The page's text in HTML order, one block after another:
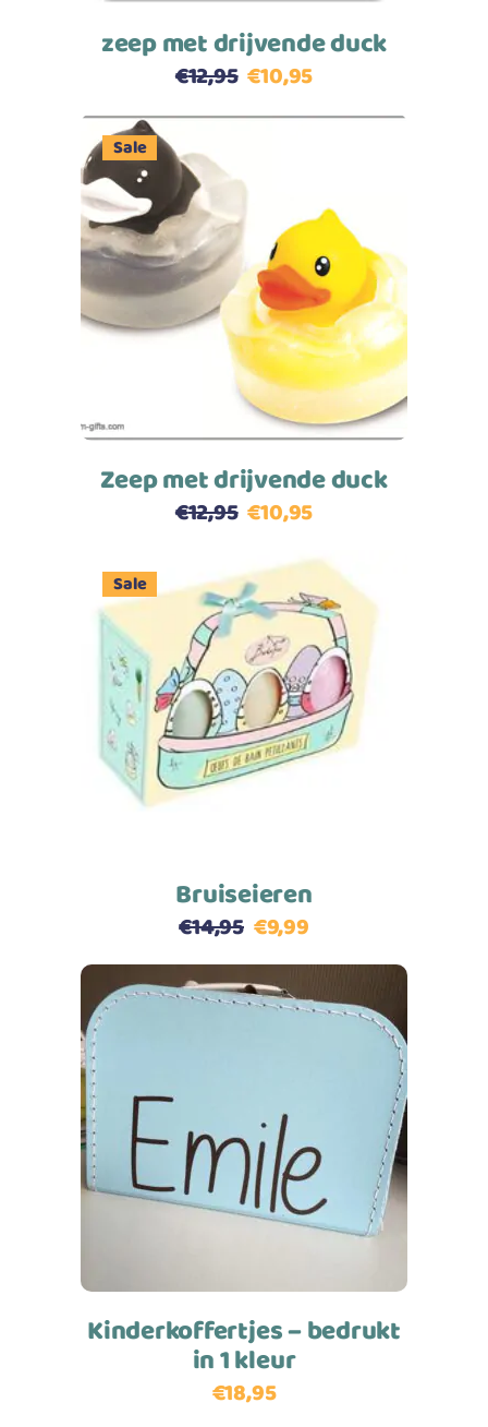
zeep met drijvende duck
€12,95 €10,95
Sale
Toevoegen aan winkelwagen
Zeep met drijvende duck
€12,95 €10,95
Sale
Toevoegen aan winkelwagen
Bruiseieren
€14,95 €9,99
Toevoegen aan winkelwagen
Kinderkoffertjes – bedrukt
in 1 kleur
€18,95